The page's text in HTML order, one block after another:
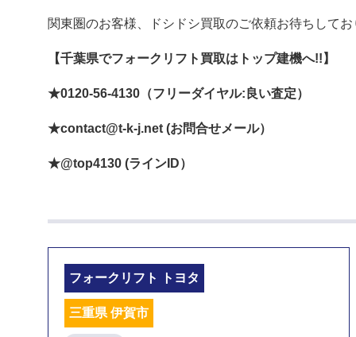
関東圏のお客様、ドシドシ買取のご依頼お待ちして
【千葉県でフォークリフト買取はトップ建機へ!!】
★0120-56-4130（フリーダイヤル:良い査定）
★contact@t-k-j.net (お問合せメール）
★@top4130 (ラインID）
フォークリフト トヨタ
三重県 伊賀市